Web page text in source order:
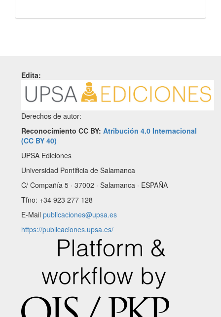
Edita:
Derechos de autor:
Reconocimiento CC BY: Atribución 4.0 Internacional
(CC BY 40)
UPSA Ediciones
Universidad Pontificia de Salamanca
C/ Compañía 5 · 37002 · Salamanca · ESPAÑA
Tfno: +34 923 277 128
E-Mail publicaciones@upsa.es
https://publicaciones.upsa.es/